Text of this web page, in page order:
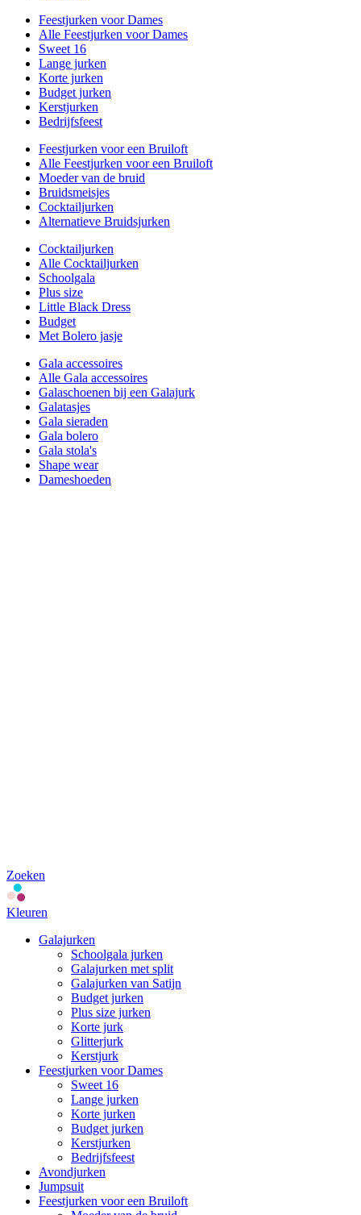
Feestjurken voor Dames
Alle Feestjurken voor Dames
Sweet 16
Lange jurken
Korte jurken
Budget jurken
Kerstjurken
Bedrijfsfeest
Feestjurken voor een Bruiloft
Alle Feestjurken voor een Bruiloft
Moeder van de bruid
Bruidsmeisjes
Cocktailjurken
Alternatieve Bruidsjurken
Cocktailjurken
Alle Cocktailjurken
Schoolgala
Plus size
Little Black Dress
Budget
Met Bolero jasje
Gala accessoires
Alle Gala accessoires
Galaschoenen bij een Galajurk
Galatasjes
Gala sieraden
Gala bolero
Gala stola's
Shape wear
Dameshoeden
Zoeken
Kleuren
Galajurken
Schoolgala jurken
Galajurken met split
Galajurken van Satijn
Budget jurken
Plus size jurken
Korte jurk
Glitterjurk
Kerstjurk
Feestjurken voor Dames
Sweet 16
Lange jurken
Korte jurken
Budget jurken
Kerstjurken
Bedrijfsfeest
Avondjurken
Jumpsuit
Feestjurken voor een Bruiloft